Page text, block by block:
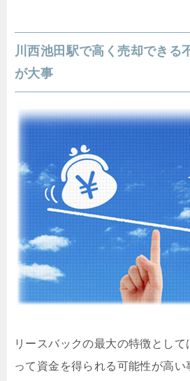
川西池田駅で高く売却できる
が大事
リースバックの最大の特徴とし
って資金を得られる可能性が高い